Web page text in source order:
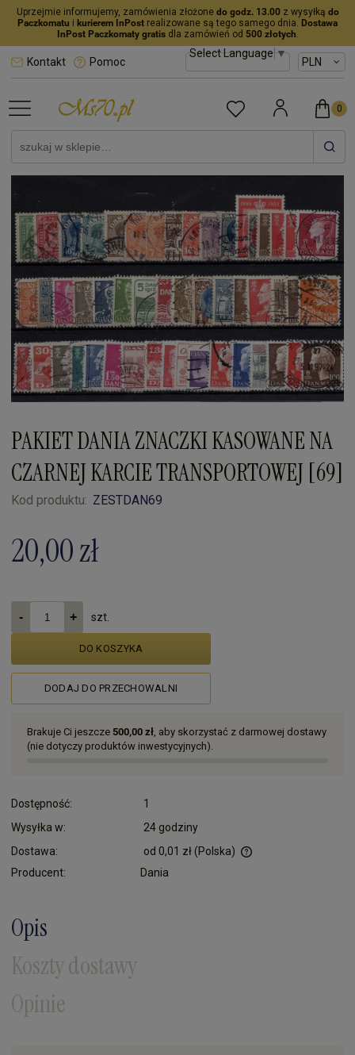
Uprzejmie informujemy, zamówienia złożone do godz. 13.00z wysyłką do
Paczkomatu i kurierem InPost realizowane są tego samego dnia. Dostawa
InPost Paczkomaty gratisdla zamówień od 500 złotych.
Select Language▼
Kontakt Pomoc
PAKIET DANIA ZNACZKI KASOWANE NA
CZARNEJ KARCIE TRANSPORTOWEJ [69]
Kod produktu: ZESTDAN69
20,00 zł
szt.
DO KOSZYKA
DODAJ DO PRZECHOWALNI
Brakuje Ci jeszcze 500,00 zł, aby skorzystać z darmowej dostawy
(nie dotyczy produktów inwestycyjnych).
Dostępność:
1
Wysyłka w:
24 godziny
Dostawa:
od 0,01 zł(Polska)
Producent: Dania
Opis
Koszty dostawy
Opinie